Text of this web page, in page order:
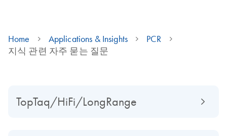
Home Applications & Insights
PCR
지식 관련 자주 묻는 질문
TopTaq/HiFi/LongRange